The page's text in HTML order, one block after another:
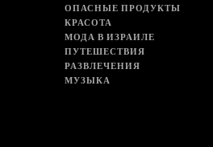
ОПАСНЫЕ ПРОДУКТЫ
КРАСОТА
МОДА В ИЗРАИЛЕ
ПУТЕШЕСТВИЯ
РАЗВЛЕЧЕНИЯ
МУЗЫКА